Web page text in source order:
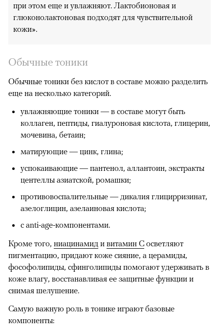
при этом еще и увлажняют. Лактобионовая и
глюконолактоновая подходят для чувствительной
кожи».
Обычные тоники
Обычные тоники без кислот в составе можно разделить
еще на несколько категорий.
увлажняющие тоники — в составе могут быть
коллаген, пептиды, гиалуроновая кислота, глицерин,
мочевина, бетаин;
матирующие — цинк, глина;
успокаивающие — пантенол, аллантоин, экстракты
центеллы азиатской, ромашки;
противовоспалительные — дикалия глицирризинат,
азелоглицин, азелаиновая кислота;
с anti-age-компонентами.
Кроме того, ниацинамид и витамин С осветляют
пигментацию, придают коже сияние, а церамиды,
фософолипиды, сфинголипиды помогают удерживать в
коже влагу, восстанавливая ее защитные функции и
снимая шелушение.
Самую важную роль в тонике играют базовые
компоненты: